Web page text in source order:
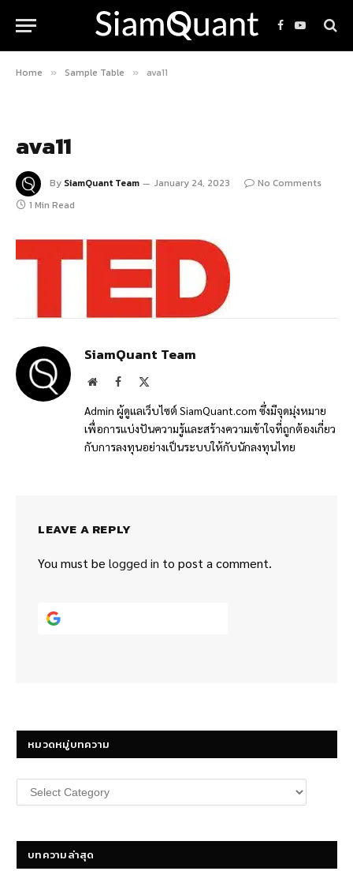
Facebook
YouTube
Home » Sample Table » ava11
ava11
By SiamQuant Team January 24, 2023
No Comments
1 Min Read
SiamQuant Team
WebsiteFacebook
Admin ผู้ดูแลเว็บไซต์ SiamQuant.com ซึ่งมีจุดมุ่งหมาย
เพื่อการแบ่งปันความรู้และสร้างความเข้าใจที่ถูกต้องเกี่ยว
กับการลงทุนอย่างเป็นระบบให้กับนักลงทุนไทย
LEAVE A REPLY
You must be logged in to post a comment.
หมวดหมู่บทความ
หมวด
หมู่
บทความล่าสุด